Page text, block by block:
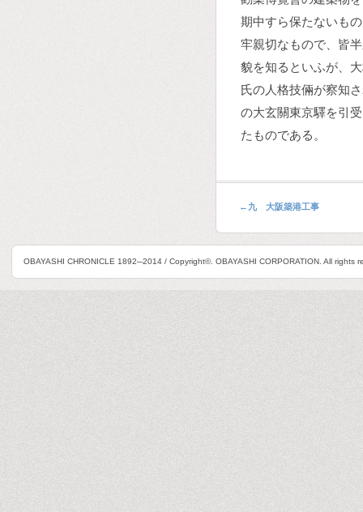
期中すら保たないも
牢親切なもので、皆
貌を知るといふが、
氏の人格技倆が察知
の大玄關東京驛を引
たものである。
← 九 大阪築港工事
OBAYASHI CHRONICLE 1892─2014 / Copyright©. OBAYASHI CORPORATION. All rights